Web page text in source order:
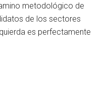
metodológico de
de los sectores
es perfectamente